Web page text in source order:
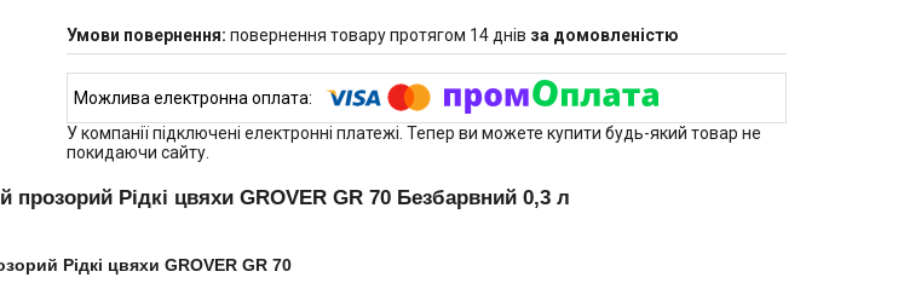
повернення товару протягом 14 днів за домовленістю
У компанії підключені електронні платежі. Тепер ви можете купити будь-який товар не
покидаючи сайту.
Рідкі цвяхи GROVER GR 70 Безбарвний 0,3 л
Рідкі цвяхи GROVER GR 70